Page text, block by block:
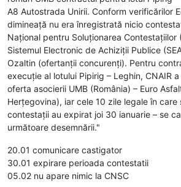
A8 Autostrada Unirii. Conform verificărilor
dimineață nu era înregistrată nicio
Național pentru Soluționarea Contestațiilor
Sistemul Electronic de Achiziții Publice
Ozaltin (ofertanții concurenți). Pentru
execuție al lotului Pipirig – Leghin, CNAIR
oferta asocierii UMB (România) – Euro
Herțegovina), iar cele 10 zile legale în
contestații au expirat joi 30 ianuarie – se
următoare desemnării."
20.01 comunicare castigator
30.01 expirare perioada contestatii
05.02 nu apare nimic la CNSC